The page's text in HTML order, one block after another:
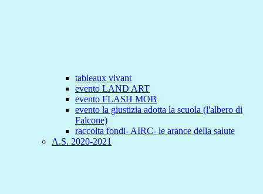
tableaux vivant
evento LAND ART
evento FLASH MOB
evento la giustizia adotta la scuola (l'albero di
Falcone)
raccolta fondi- AIRC- le arance della salute
A.S. 2020-2021